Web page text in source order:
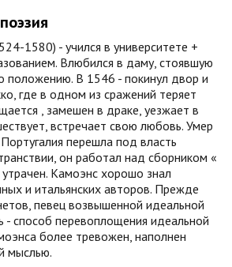
1580) - учился в университете +
Влюбился в даму, стоявшую
положению. В 1546 - покинул двор и
где в одном из сражений теряет
, замешен в драке, уезжает в
встречает свою любовь. Умер
перешла под власть
он работал над сборником «
Камоэнс хорошо знал
и итальянских авторов. Прежде
певец возвышенной идеальной
- способ перевоплощения идеальной
более тревожен, наполнен
мыслью.